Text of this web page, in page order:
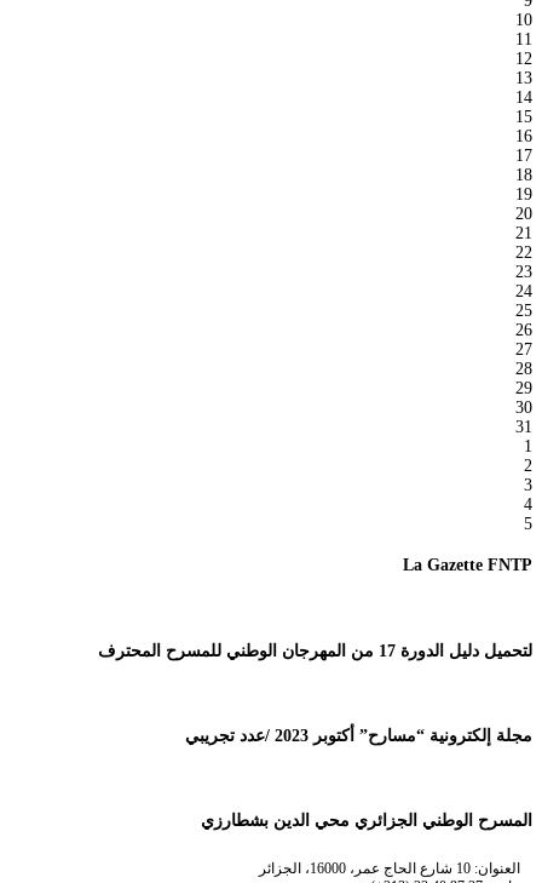
10
11
12
13
14
15
16
17
18
19
20
21
22
23
24
25
26
27
28
29
30
31
1
2
3
4
5
La Gazette FNTP
لتحميل دليل الدورة 17 من المهرجان الوطني للمسرح المحترف
مجلة إلكترونية “مسارح” أكتوبر 2023 /عدد تجريبي
المسرح الوطني الجزائري محي الدين بشطارزي
العنوان: 10 شارع الحاج عمر، 16000، الجزائر